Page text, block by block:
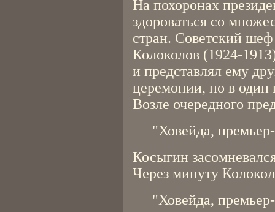
На похоронах
здороваться со
стран. Советский
Колоколов (1924-
и представлял ему
церемонии, но в один
Возле очередного
"Ховейда,
Косыгин
Через минуту
"Ховейда,